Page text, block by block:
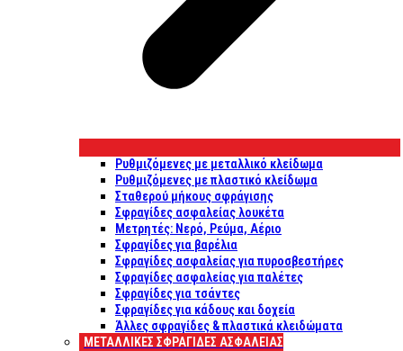
Ρυθμιζόμενες με μεταλλικό κλείδωμα
Ρυθμιζόμενες με πλαστικό κλείδωμα
Σταθερού μήκους σφράγισης
Σφραγίδες ασφαλείας λουκέτα
Μετρητές: Νερό, Ρεύμα, Αέριο
Σφραγίδες για βαρέλια
Σφραγίδες ασφαλείας για πυροσβεστήρες
Σφραγίδες ασφαλείας για παλέτες
Σφραγίδες για τσάντες
Σφραγίδες για κάδους και δοχεία
Άλλες σφραγίδες & πλαστικά κλειδώματα
ΜΕΤΑΛΛΙΚΕΣ ΣΦΡΑΓΙΔΕΣ ΑΣΦΑΛΕΙΑΣ